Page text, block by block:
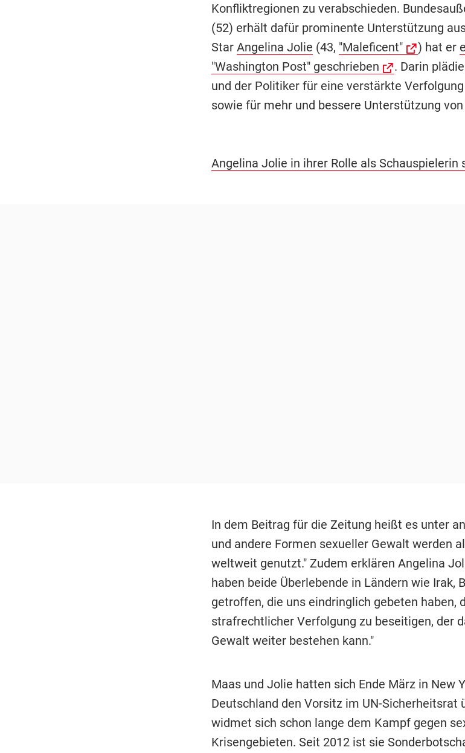
Konfliktregionen zu verabschieden.
(52) erhält dafür prominente Unterstützung
Star Angelina Jolie (43, "Maleficent" ) hat er
"Washington Post" geschrieben
. Darin
und der Politiker für eine verstärkte
sowie für mehr und bessere Unterstützung
Angelina Jolie in ihrer Rolle als Schauspielerin
In dem Beitrag für die Zeitung heißt es unter
und andere Formen sexueller Gewalt werden
weltweit genutzt." Zudem erklären Angelina
haben beide Überlebende in Ländern wie Irak,
getroffen, die uns eindringlich gebeten haben,
strafrechtlicher Verfolgung zu beseitigen, der
Gewalt weiter bestehen kann."
Maas und Jolie hatten sich Ende März in New
Deutschland den Vorsitz im UN-Sicherheitsrat
widmet sich schon lange dem Kampf gegen
Krisengebieten. Seit 2012 ist sie